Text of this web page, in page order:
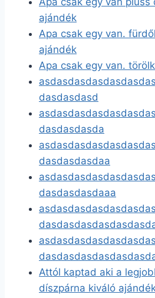
ajándék
Apa csak egy van.
ajándék
Apa csak egy van.
dasdasdasd
dasdasdasda
dasdasdasdaa
dasdasdasdaaa
Attól kaptad aki a
díszpárna kiváló